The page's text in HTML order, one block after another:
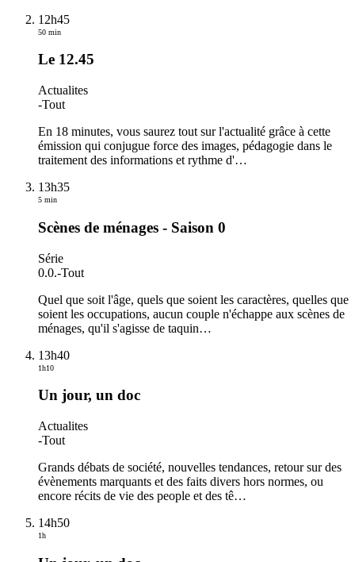
12h45
50 min
Le 12.45
Actualites
-Tout
En 18 minutes, vous saurez tout sur l'actualité grâce à cette
émission qui conjugue force des images, pédagogie dans le
traitement des informations et rythme d'…
13h35
5 min
Scènes de ménages - Saison 0
Série
0.0.-Tout
Quel que soit l'âge, quels que soient les caractères, quelles que
soient les occupations, aucun couple n'échappe aux scènes de
ménages, qu'il s'agisse de taquin…
13h40
1h10
Un jour, un doc
Actualites
-Tout
Grands débats de société, nouvelles tendances, retour sur des
évènements marquants et des faits divers hors normes, ou
encore récits de vie des people et des tê…
14h50
1h